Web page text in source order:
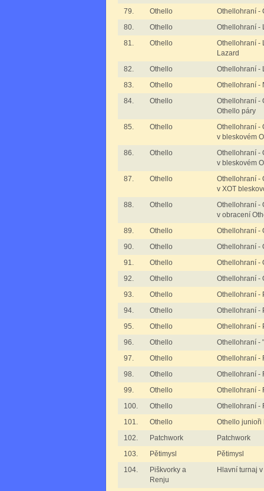
79.
Othello
Othellohraní -
80.
Othello
Othellohraní -
81.
Othello
Othellohraní -
Lazard
82.
Othello
Othellohraní -
83.
Othello
Othellohraní -
84.
Othello
Othellohraní -
Othello páry
85.
Othello
Othellohraní -
v bleskovém
86.
Othello
Othellohraní -
v bleskovém
87.
Othello
Othellohraní -
v XOT
88.
Othello
Othellohraní -
v obracení
89.
Othello
Othellohraní -
90.
Othello
Othellohraní -
91.
Othello
Othellohraní -
92.
Othello
Othellohraní -
93.
Othello
Othellohraní -
94.
Othello
Othellohraní -
95.
Othello
Othellohraní -
96.
Othello
Othellohraní -
97.
Othello
Othellohraní -
98.
Othello
Othellohraní -
99.
Othello
Othellohraní -
100.
Othello
Othellohraní -
101.
Othello
Othello junioři
102.
Patchwork
Patchwork
103.
Pětimysl
Pětimysl
104.
Piškvorky a
Renju
Hlavní turnaj